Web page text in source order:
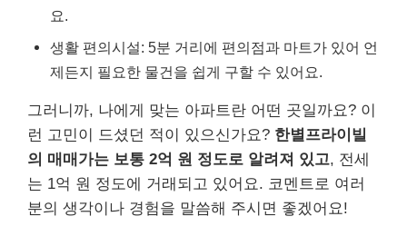
요.
생활 편의시설: 5분 거리에 편의점과 마트가 있어 언
제든지 필요한 물건을 쉽게 구할 수 있어요.
그러니까, 나에게 맞는 아파트란 어떤 곳일까요? 이
런 고민이 드셨던 적이 있으신가요? 한별프라이빌
의 매매가는 보통 2억 원 정도로 알려져 있고, 전세
는 1억 원 정도에 거래되고 있어요. 코멘트로 여러
분의 생각이나 경험을 말씀해 주시면 좋겠어요!